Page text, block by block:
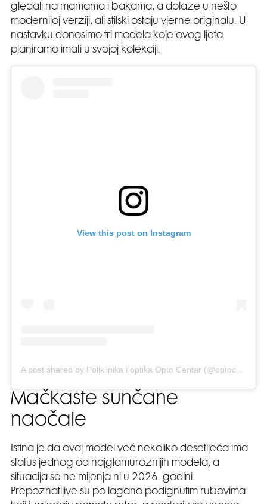
gledali na mamama i bakama, a dolaze u nešto
modernijoj verziji, ali stilski ostaju vjerne originalu. U
nastavku donosimo tri modela koje ovog ljeta
planiramo imati u svojoj kolekciji.
View this post on Instagram
Mačkaste sunčane
naočale
Istina je da ovaj model već nekoliko desetljeća ima
status jednog od najglamuroznijih modela, a
situacija se ne mijenja ni u 2026. godini.
Prepoznatljive su po lagano podignutim rubovima